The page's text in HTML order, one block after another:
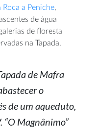
a Peniche,
de água
de floresta
na Tapada.
de Mafra
o
de um aqueduto,
“O Magnânimo”